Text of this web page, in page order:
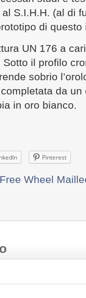
S.I.H.H. (al di
di
UN 176 a
il profilo
sobrio
da
in oro bianco.
Pinterest
Wheel